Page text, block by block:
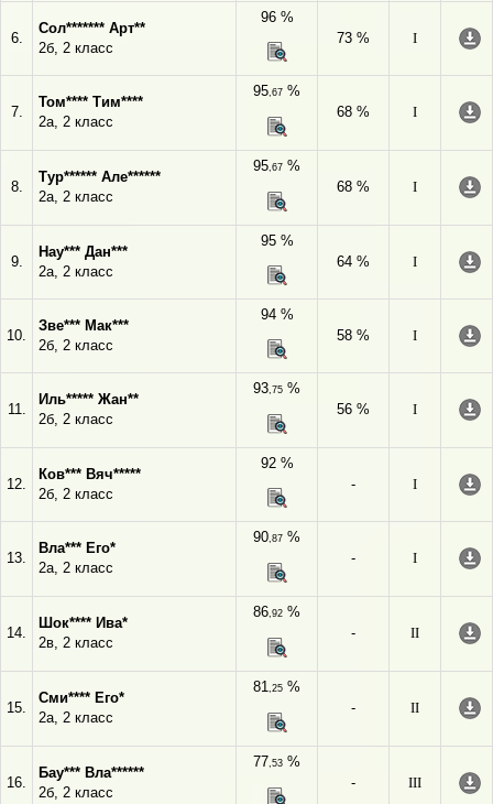
6.
Сол******* Арт**
2б, 2 класс
96 %
73 %
I
7.
Том**** Тим****
2а, 2 класс
95,67 %
68 %
I
8.
Тур****** Але******
2а, 2 класс
95,67 %
68 %
I
9.
Нау*** Дан***
2а, 2 класс
95 %
64 %
I
10.
Зве*** Мак***
2б, 2 класс
94 %
58 %
I
11.
Иль***** Жан**
2б, 2 класс
93,75 %
56 %
I
12.
Ков*** Вяч*****
2б, 2 класс
92 %
-
I
13.
Вла*** Его*
2а, 2 класс
90,87 %
-
I
14.
Шок**** Ива*
2в, 2 класс
86,92 %
-
II
15.
Сми**** Его*
2а, 2 класс
81,25 %
-
II
16.
Бау*** Вла******
2б, 2 класс
77,53 %
-
III